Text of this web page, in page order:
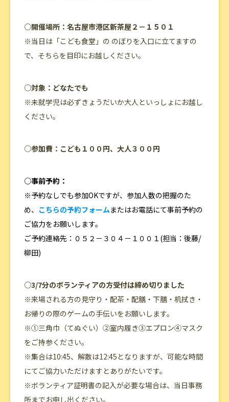
○開催場所：名古屋市港区新茶屋２－１５０１
※当日は「こども食堂」の のぼりを入口に立てますの
で、そちらを目印にお越しください。
○対象：どなたでも
※未就学児は必ずきょうだいか大人といっしょにお越し
ください。
○参加費：こども１００円、大人３００円
○事前予約：
※予約なしでも参加OKですが、参加人数の把握のた
め、 こちらの予約フォームまたはお電話にて事前予約の
ご協力をお願いします。
ご予約連絡先：０５２－３０４－１００１(担当：後藤/
柳田)
○3/7分のボランティアの方受付は締め切りました
※来場される方の見守り・配茶・配膳・下膳・机拭き・
お帰りの際のゲームの手伝いをお願いします。
※①三角巾（てぬぐい）②室内履き③エプロン④マスク
をご持参ください。
※集合は10:45、解散は12:45となりますが、可能な時間
にてご協力いただけますとありがたいです。
※ボランティア証明書の記入が必要な場合は、当日事務
所までお申し出ください。